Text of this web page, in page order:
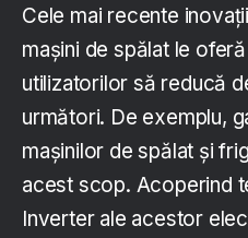
Cele mai recente
mașini de spălat le
utilizatorilor să reducă
următori. De exemplu,
mașinilor de spălat și
acest scop. Acoperind
Inverter ale acestor